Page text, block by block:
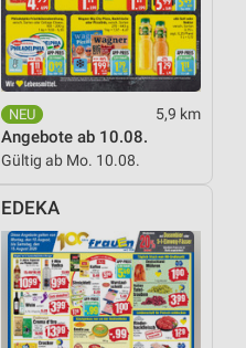
5,9 km
Angebote ab 10.08.
Gültig ab Mo. 10.08.
EDEKA